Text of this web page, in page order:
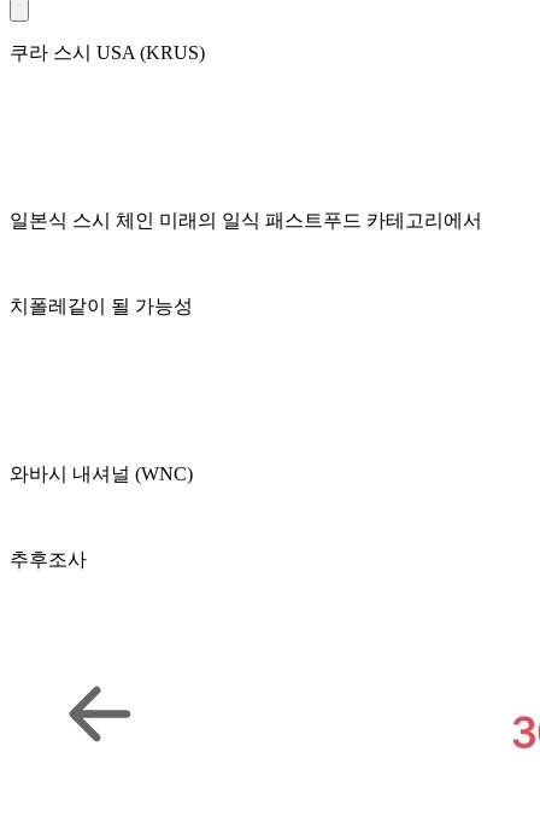
쿠라 스시 USA (KRUS)
일본식 스시 체인 미래의 일식 패스트푸드 카테고리에서
치폴레같이 될 가능성
와바시 내셔널 (WNC)
추후조사